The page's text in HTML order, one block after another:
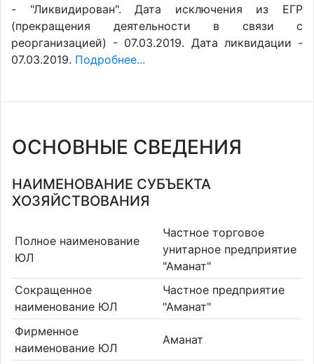
- "Ликвидирован". Дата исключения из ЕГР
(прекращения деятельности в связи с
реорганизацией) - 07.03.2019. Дата ликвидации -
07.03.2019. Подробнее...
ОСНОВНЫЕ СВЕДЕНИЯ
НАИМЕНОВАНИЕ СУБЪЕКТА
ХОЗЯЙСТВОВАНИЯ
Полное наименование
ЮЛ
Частное торговое
унитарное предприятие
"Аманат"
Сокращенное
наименование ЮЛ
Частное предприятие
"Аманат"
Фирменное
наименование ЮЛ
Аманат